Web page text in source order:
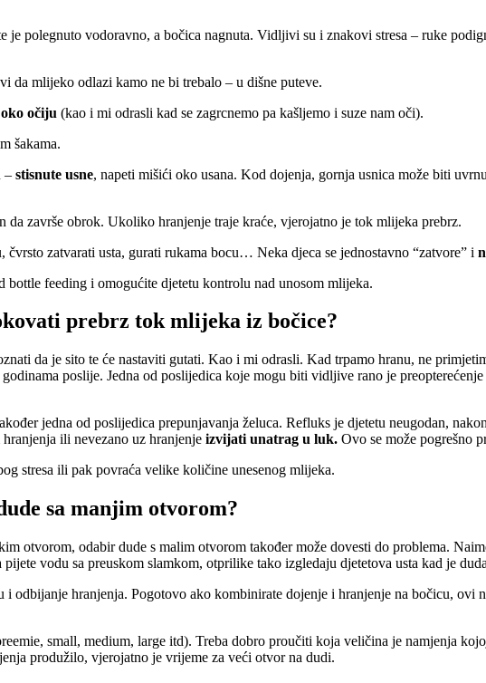
polegnuto vodoravno, a bočica nagnuta. Vidljivi su i znakovi stresa – ruke
da mlijeko odlazi kamo ne bi trebalo – u dišne puteve.
očiju (kao i mi odrasli kad se zagrcnemo pa kašljemo i suze nam oči).
šakama.
– stisnute usne, napeti mišići oko usana. Kod dojenja, gornja usnica može biti
da završe obrok. Ukoliko hranjenje traje kraće, vjerojatno je tok mlijeka prebrz.
zatvarati usta, gurati rukama bocu… Neka djeca se jednostavno “zatvore” i
feeding i omogućite djetetu kontrolu nad unosom mlijeka.
prebrz tok mlijeka iz bočice?
da je sito te će nastaviti gutati. Kao i mi odrasli. Kad trpamo hranu, ne
poslije. Jedna od poslijedica koje mogu biti vidljive rano je
jedna od poslijedica prepunjavanja želuca. Refluks je djetetu neugodan,
ili nevezano uz hranjenje izvijati unatrag u luk. Ovo se može pogrešno
stresa ili pak povraća velike količine unesenog mlijeka.
sa manjim otvorom?
otvorom, odabir dude s malim otvorom također može dovesti do problema.
vodu sa preuskom slamkom, otprilike tako izgledaju djetetova usta kad je
odbijanje hranjenja. Pogotovo ako kombinirate dojenje i hranjenje na bočicu, ovi
small, medium, large itd). Treba dobro proučiti koja veličina je namjenja
produžilo, vjerojatno je vrijeme za veći otvor na dudi.